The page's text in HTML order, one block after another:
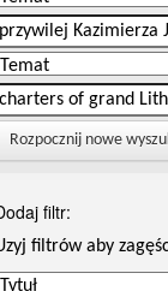
Rozpocznij nowe
filtr:
filtrów aby